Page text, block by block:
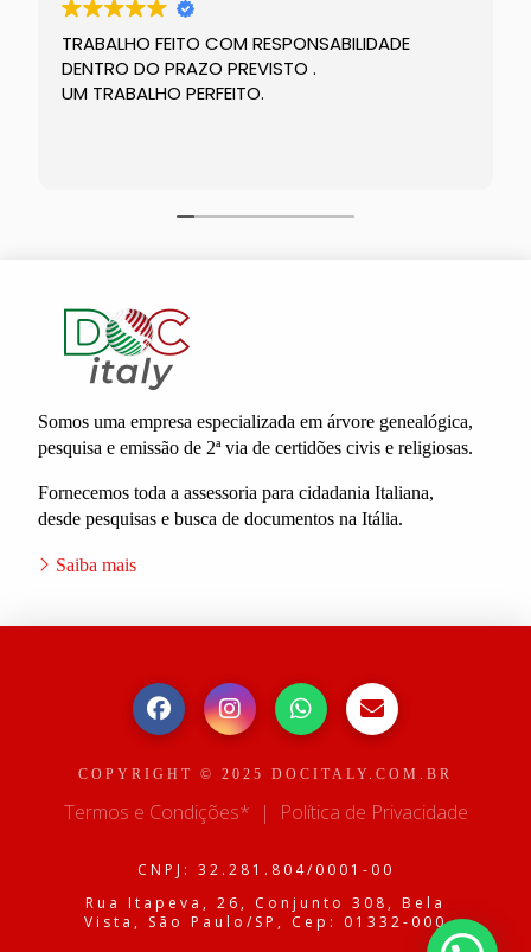
TRABALHO FEITO COM RESPONSABILIDADE
DENTRO DO PRAZO PREVISTO .
UM TRABALHO PERFEITO.
Somos uma empresa especializada em árvore genealógica,
pesquisa e emissão de 2ª via de certidões civis e religiosas.
Fornecemos toda a assessoria para cidadania Italiana,
desde pesquisas e busca de documentos na Itália.
Saiba mais
COPYRIGHT © 2025 DOCITALY.COM.BR
Termos e Condições* | Política de Privacidade
CNPJ: 32.281.804/0001-00
Rua Itapeva, 26, Conjunto 308, Bela
Vista, São Paulo/SP, Cep: 01332-000